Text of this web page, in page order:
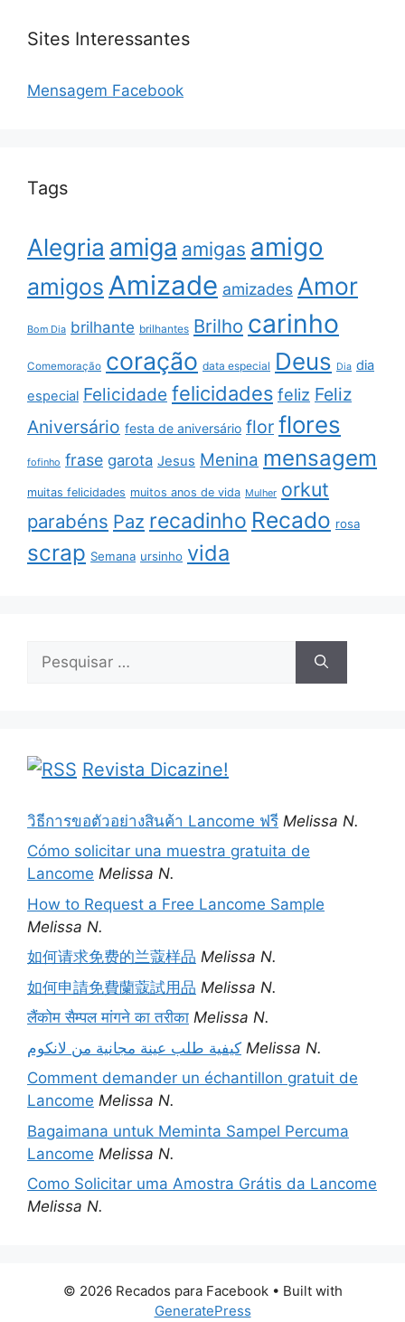
Sites Interessantes
Mensagem Facebook
Tags
Alegria amiga amigas amigo
amigos Amizade amizades Amor
Bom Dia brilhante brilhantes Brilho carinho
Comemoração coração data especial Deus Dia dia
especial Felicidade felicidades feliz Feliz
Aniversário festa de aniversário flor flores
fofinho frase garota Jesus Menina mensagem
muitas felicidades muitos anos de vida Mulher orkut
parabéns Paz recadinho Recado rosa
scrap Semana ursinho vida
por:
Revista Dicazine!
วิธีการขอตัวอย่างสินค้า Lancome ฟรี Melissa N.
Cómo solicitar una muestra gratuita de
Lancome Melissa N.
How to Request a Free Lancome Sample
Melissa N.
如何请求免费的兰蔻样品 Melissa N.
如何申請免費蘭蔻試用品 Melissa N.
लैंकोम सैम्पल मांगने का तरीका Melissa N.
كيفية طلب عينة مجانية من لانكوم Melissa N.
Comment demander un échantillon gratuit de
Lancome Melissa N.
Bagaimana untuk Meminta Sampel Percuma
Lancome Melissa N.
Como Solicitar uma Amostra Grátis da Lancome
Melissa N.
© 2026 Recados para Facebook• Built with
GeneratePress